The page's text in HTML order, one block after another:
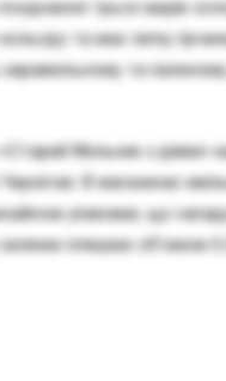
трьох видів
та має легку
карамельному та
Мельник з діжки»
В магазинах
упаковки, що
скляних пляшках об’ємом